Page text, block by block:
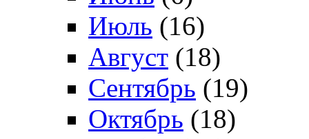
Июль (16)
Август (18)
Сентябрь (19)
Октябрь (18)